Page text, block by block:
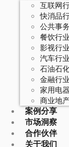
互联网
快消品
公共事
餐饮行
影视行
汽车行
石油石
金融行
家用电
商业地
案例分享
市场洞察
合作伙伴
关于我们